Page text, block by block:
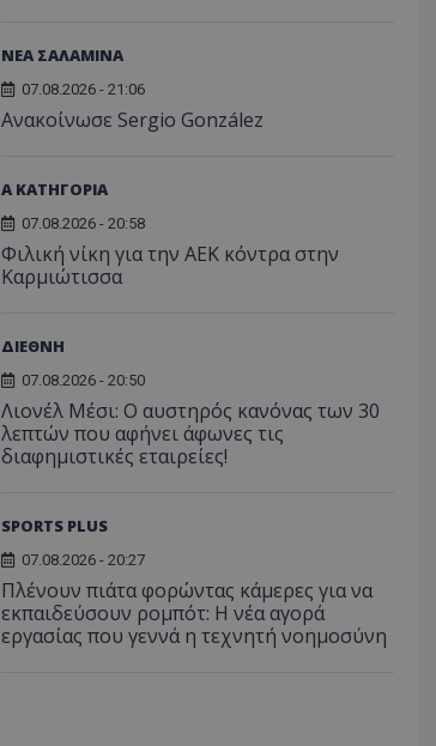
ΝΕΑ ΣΑΛΑΜΙΝΑ
07.08.2026 - 21:06
Ανακοίνωσε Sergio González
Α ΚΑΤΗΓΟΡΙΑ
07.08.2026 - 20:58
Φιλική νίκη για την ΑΕΚ κόντρα στην
Καρμιώτισσα
ΔΙΕΘΝΗ
07.08.2026 - 20:50
Λιονέλ Μέσι: Ο αυστηρός κανόνας των 30
λεπτών που αφήνει άφωνες τις
διαφημιστικές εταιρείες!
SPORTS PLUS
07.08.2026 - 20:27
Πλένουν πιάτα φορώντας κάμερες για να
εκπαιδεύσουν ρομπότ: Η νέα αγορά
εργασίας που γεννά η τεχνητή νοημοσύνη